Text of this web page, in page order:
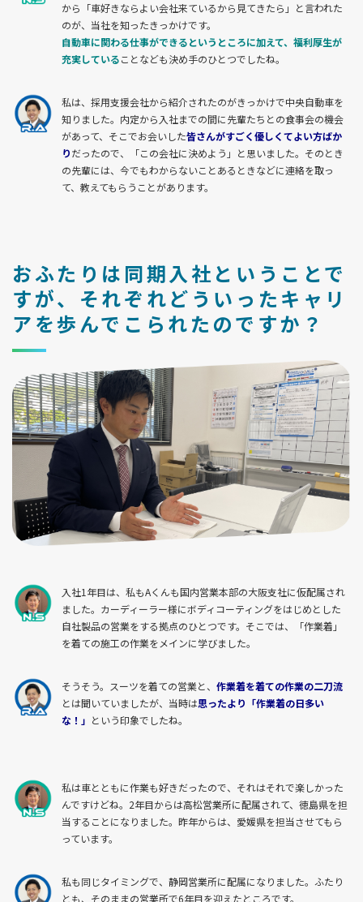
から「車好きならよい会社来ているから見てきたら」と言われた
のが、当社を知ったきっかけです。
自動車に関わる仕事ができるというところに加えて、福利厚生が
充実していることなども決め手のひとつでしたね。
私は、採用支援会社から紹介されたのがきっかけで中央自動車を
知りました。内定から入社までの間に先輩たちとの食事会の機会
があって、そこでお会いした皆さんがすごく優しくてよい方ばか
りだったので、「この会社に決めよう」と思いました。そのとき
の先輩には、今でもわからないことあるときなどに連絡を取っ
て、教えてもらうことがあります。
おふたりは同期入社ということで
すが、それぞれどういったキャリ
アを歩んでこられたのですか？
入社1年目は、私もAくんも国内営業本部の大阪支社に仮配属され
ました。カーディーラー様にボディコーティングをはじめとした
自社製品の営業をする拠点のひとつです。そこでは、「作業着」
を着ての施工の作業をメインに学びました。
そうそう。スーツを着ての営業と、 作業着を着ての作業の二刀流
とは聞いていましたが、当時は思ったより「作業着の日多い
な！」 という印象でしたね。
私は車とともに作業も好きだったので、それはそれで楽しかった
んですけどね。2年目からは高松営業所に配属されて、徳島県を担
当することになりました。昨年からは、愛媛県を担当させてもら
っています。
私も同じタイミングで、静岡営業所に配属になりました。ふたり
とも、そのままの営業所で6年目を迎えたところです。